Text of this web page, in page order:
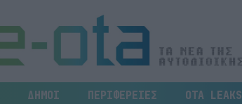
ΔΗΜΟΙ ΠΕΡΙΦΕΡΕΙΕΣ OTA LEAKS